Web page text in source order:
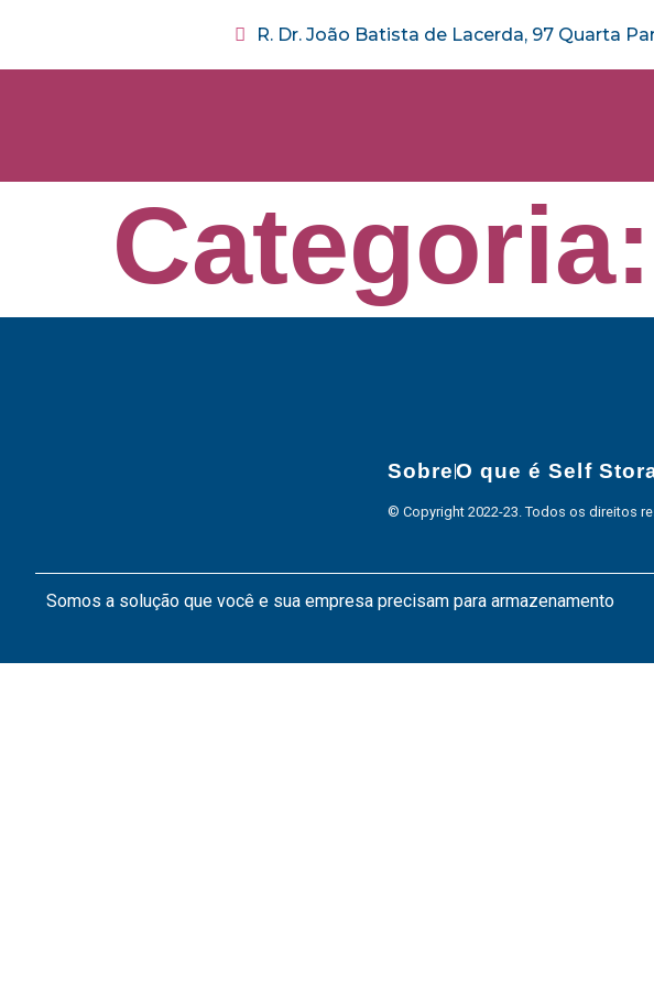
R. Dr. João Batista de Lacerda, 97 Quarta
Categoria:
SobreO que é Self
© Copyright 2022-23. Todos os direitos
Somos a solução que você e sua empresa precisam para armazenamento